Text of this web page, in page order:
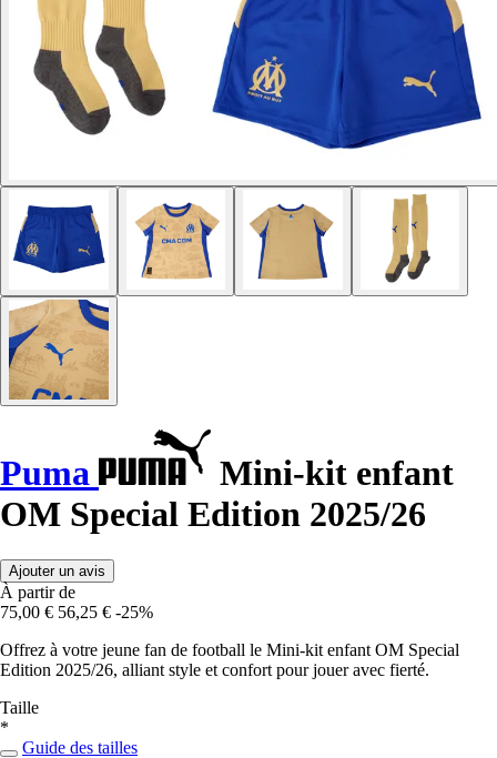
Puma
Mini-kit enfant
OM Special Edition 2025/26
Ajouter un avis
À partir de
75,00 € 56,25 € -25%
Offrez à votre jeune fan de football le Mini-kit enfant OM Special
Edition 2025/26, alliant style et confort pour jouer avec fierté.
Taille
*
Guide des tailles